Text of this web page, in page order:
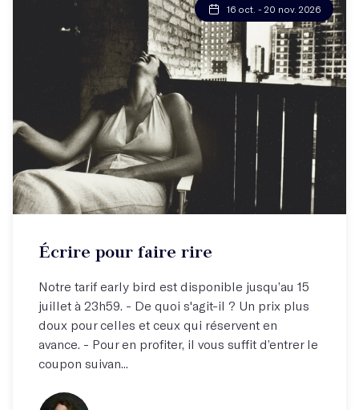
16 oct. - 20 nov. 2026
Écrire pour faire rire
Notre tarif early bird est disponible jusqu’au 15
juillet à 23h59. - De quoi s'agit-il ? Un prix plus
doux pour celles et ceux qui réservent en
avance. - Pour en profiter, il vous suffit d’entrer le
coupon suivan...